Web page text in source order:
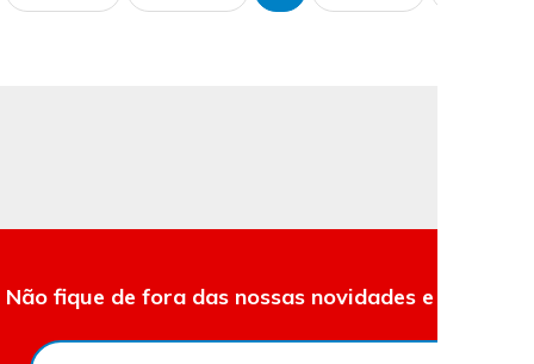
Não fique de fora das nossas novidades e ofertas.